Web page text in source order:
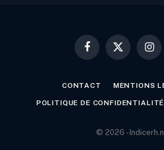
Facebook
X
CONTACT MENTIONS
POLITIQUE DE CONFIDENTIALITÉ
© 2026 -